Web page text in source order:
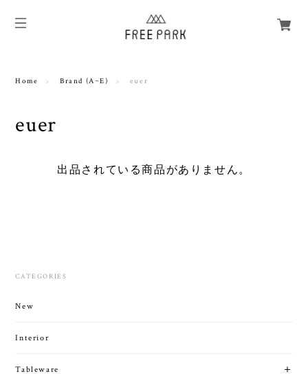
Home Brand (A~E) euer
euer
出品されている商品がありません。
CATEGORIES
New
Interior
Tableware